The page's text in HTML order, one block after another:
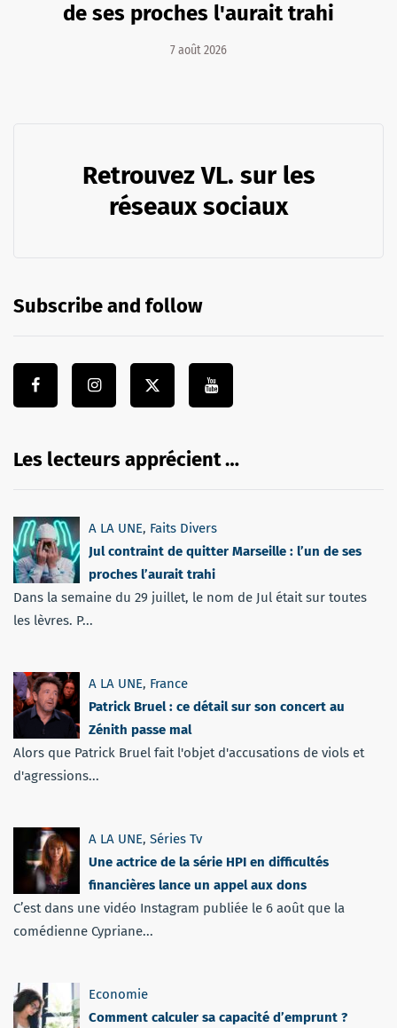
de ses proches l'aurait trahi
7 août 2026
Retrouvez VL. sur les
réseaux sociaux
Subscribe and follow
Les lecteurs apprécient …
A LA UNE, Faits Divers
Jul contraint de quitter Marseille : l’un de ses
proches l’aurait trahi
Dans la semaine du 29 juillet, le nom de Jul était sur toutes
les lèvres. P...
A LA UNE, France
Patrick Bruel : ce détail sur son concert au
Zénith passe mal
Alors que Patrick Bruel fait l'objet d'accusations de viols et
d'agressions...
A LA UNE, Séries Tv
Une actrice de la série HPI en difficultés
financières lance un appel aux dons
C’est dans une vidéo Instagram publiée le 6 août que la
comédienne Cypriane...
Economie
Comment calculer sa capacité d’emprunt ?